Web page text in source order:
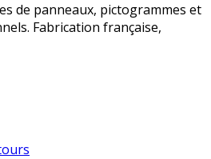
de panneaux, pictogrammes et
Fabrication française,